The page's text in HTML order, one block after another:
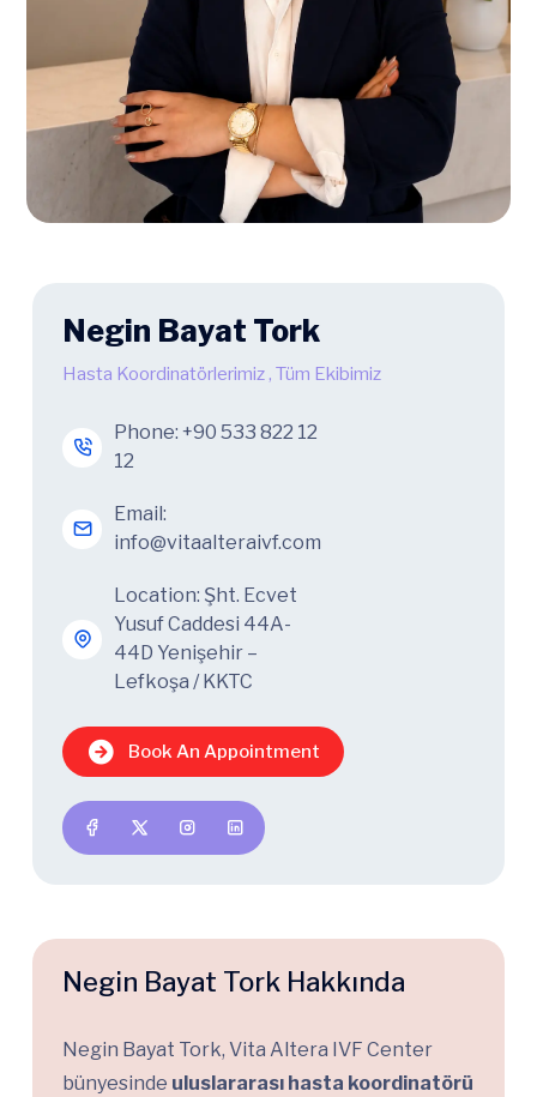
Negin Bayat Tork
Hasta Koordinatörlerimiz , Tüm Ekibimiz
Phone: +90 533 822 12
12
Email:
info@vitaalteraivf.com
Location: Şht. Ecvet
Yusuf Caddesi 44A-
44D Yenişehir –
Lefkoşa / KKTC
Book An Appointment
Negin Bayat Tork Hakkında
Negin Bayat Tork, Vita Altera IVF Center
bünyesinde uluslararası hasta koordinatörü